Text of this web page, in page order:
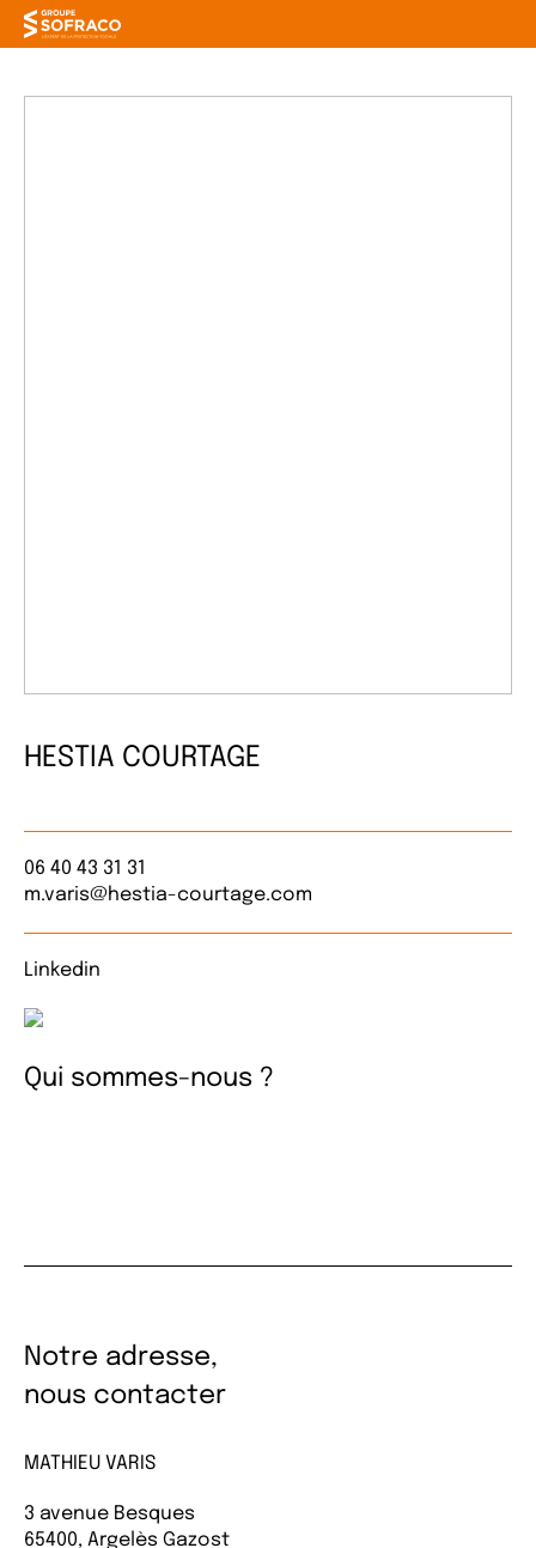
HESTIA COURTAGE
06 40 43 31 31
m.varis@hestia-courtage.com
Linkedin
Qui sommes-nous ?
Notre adresse,
nous contacter
MATHIEU VARIS
3 avenue Besques
65400, Argelès Gazost